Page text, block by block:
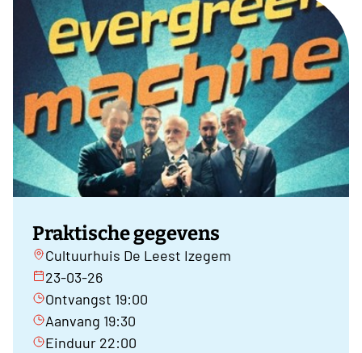
Praktische gegevens
Cultuurhuis De Leest Izegem
23-03-26
Ontvangst 19:00
Aanvang 19:30
Einduur 22:00